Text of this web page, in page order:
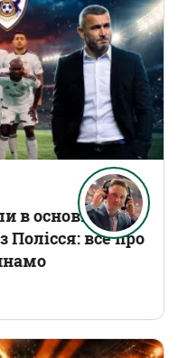
в основному
Полісся: все про